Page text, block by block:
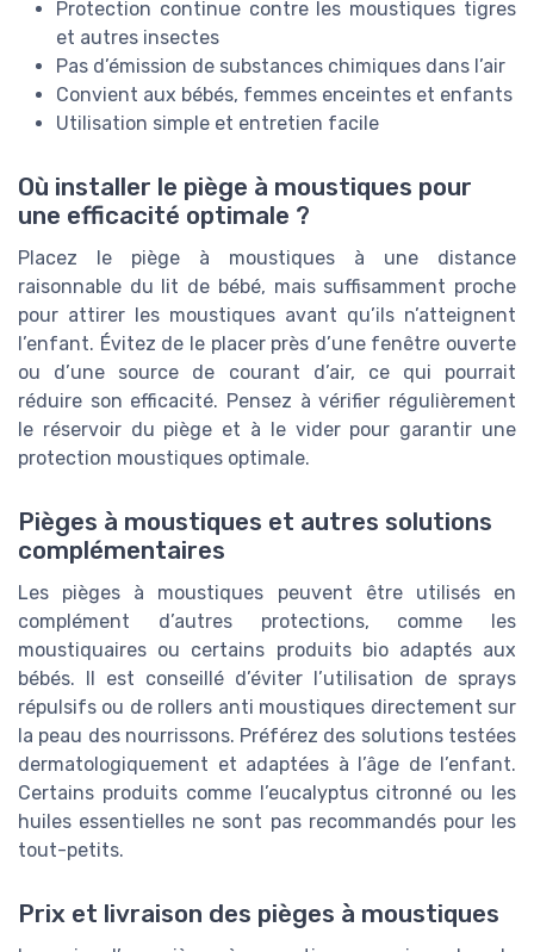
Protection continue contre les moustiques tigres
et autres insectes
Pas d’émission de substances chimiques dans l’air
Convient aux bébés, femmes enceintes et enfants
Utilisation simple et entretien facile
Où installer le piège à moustiques pour
une efficacité optimale ?
Placez le piège à moustiques à une distance
raisonnable du lit de bébé, mais suffisamment proche
pour attirer les moustiques avant qu’ils n’atteignent
l’enfant. Évitez de le placer près d’une fenêtre ouverte
ou d’une source de courant d’air, ce qui pourrait
réduire son efficacité. Pensez à vérifier régulièrement
le réservoir du piège et à le vider pour garantir une
protection moustiques optimale.
Pièges à moustiques et autres solutions
complémentaires
Les pièges à moustiques peuvent être utilisés en
complément d’autres protections, comme les
moustiquaires ou certains produits bio adaptés aux
bébés. Il est conseillé d’éviter l’utilisation de sprays
répulsifs ou de rollers anti moustiques directement sur
la peau des nourrissons. Préférez des solutions testées
dermatologiquement et adaptées à l’âge de l’enfant.
Certains produits comme l’eucalyptus citronné ou les
huiles essentielles ne sont pas recommandés pour les
tout-petits.
Prix et livraison des pièges à moustiques